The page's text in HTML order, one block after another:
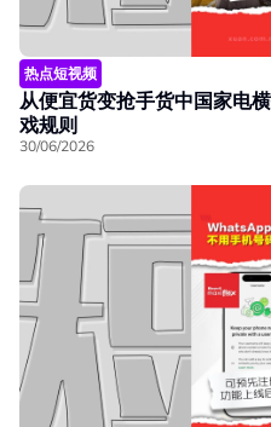
热点短视频
从便宜货变抢手货中国家电
戏规则
30/06/2026